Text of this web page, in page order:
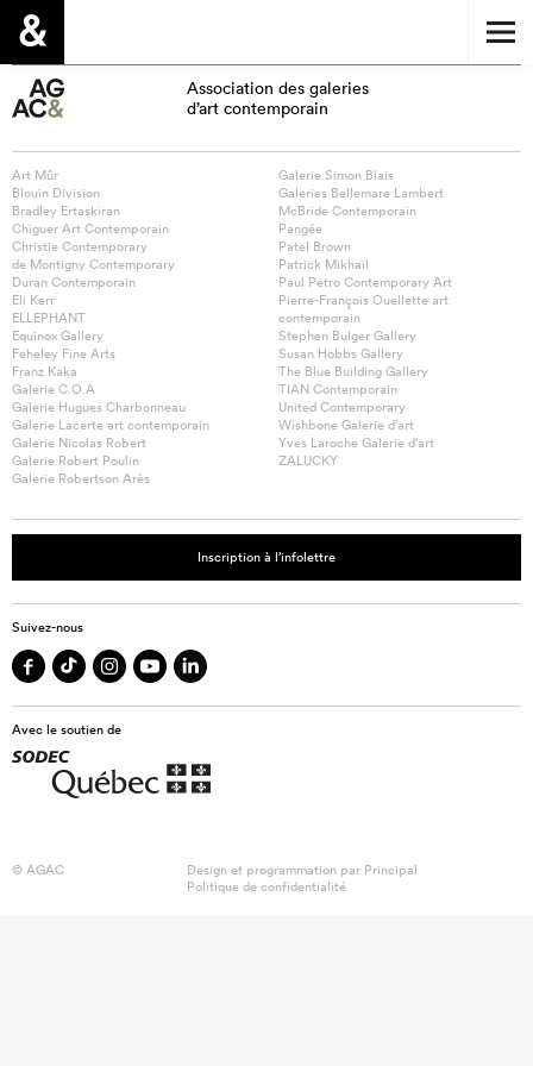
Association des galeries
d’art contemporain
Art Mûr
Blouin Division
Bradley Ertaskiran
Chiguer Art Contemporain
Christie Contemporary
de Montigny Contemporary
Duran Contemporain
Eli Kerr
ELLEPHANT
Equinox Gallery
Feheley Fine Arts
Franz Kaka
Galerie C.O.A
Galerie Hugues Charbonneau
Galerie Lacerte art contemporain
Galerie Nicolas Robert
Galerie Robert Poulin
Galerie Robertson Arès
Galerie Simon Blais
Galeries Bellemare Lambert
McBride Contemporain
Pangée
Patel Brown
Patrick Mikhail
Paul Petro Contemporary Art
Pierre-François Ouellette art
contemporain
Stephen Bulger Gallery
Susan Hobbs Gallery
The Blue Building Gallery
TIAN Contemporain
United Contemporary
Wishbone Galerie d’art
Yves Laroche Galerie d’art
ZALUCKY
Inscription à l’infolettre
Suivez-nous
Avec le soutien de
© AGAC Design et programmation par Principal
Politique de confidentialité